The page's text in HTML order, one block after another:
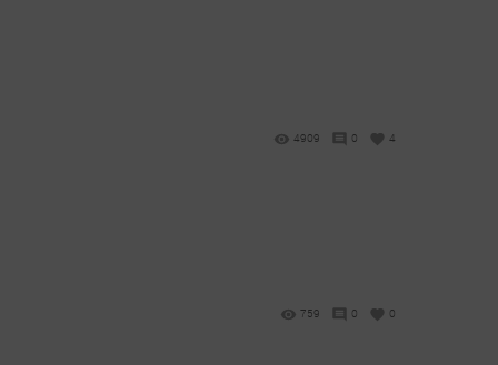
4909 0 4
759 0 0